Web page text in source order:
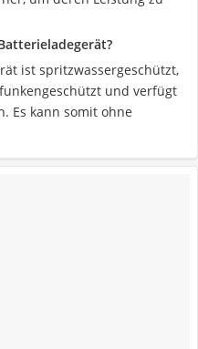
ist spritzwassergeschützt,
und verfügt
Es kann somit ohne